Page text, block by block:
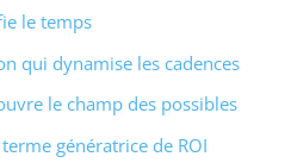
le temps
qui dynamise les cadences
le champ des possibles
génératrice de ROI